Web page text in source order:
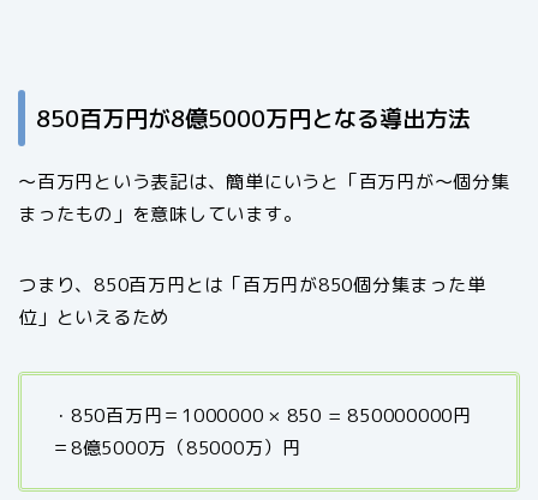
850百万円が8億5000万円となる導出方法
～百万円という表記は、簡単にいうと「百万円が～個分集
まったもの」を意味しています。
つまり、850百万円とは「百万円が850個分集まった単
位」といえるため
・850百万円＝1000000 × 850 = 850000000円
＝8億5000万（85000万）円